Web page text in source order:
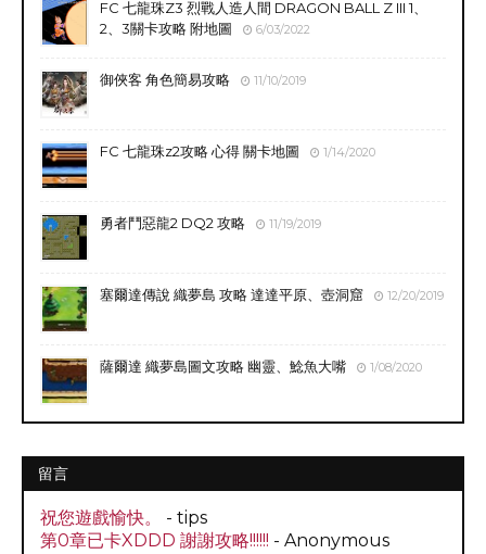
FC 七龍珠Z3 烈戰人造人間 DRAGON BALL Z III 1、
2、3關卡攻略 附地圖
6/03/2022
御俠客 角色簡易攻略 11/10/2019
FC 七龍珠z2攻略 心得 關卡地圖 1/14/2020
勇者鬥惡龍2 DQ2 攻略 11/19/2019
塞爾達傳說 織夢島 攻略 達達平原、壺洞窟 12/20/2019
薩爾達 織夢島圖文攻略 幽靈、鯰魚大嘴 1/08/2020
留言
祝您遊戲愉快。
- tips
第0章已卡XDDD 謝謝攻略!!!!!! - Anonymous